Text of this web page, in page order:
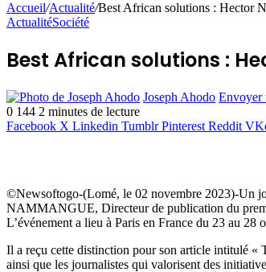
Accueil/Actualité/Best African solutions : Hector
ActualitéSociété
Best African solutions :
Joseph Ahodo Envoyer
0 144 2 minutes de lecture
Facebook X Linkedin Tumblr Pinterest Reddit
©Newsoftogo-(Lomé, le 02 novembre 2023)-Un
NAMMANGUE, Directeur de publication du
L’événement a lieu à Paris en France du 23 au 28
Il a reçu cette distinction pour son article intitulé «
ainsi que les journalistes qui valorisent des